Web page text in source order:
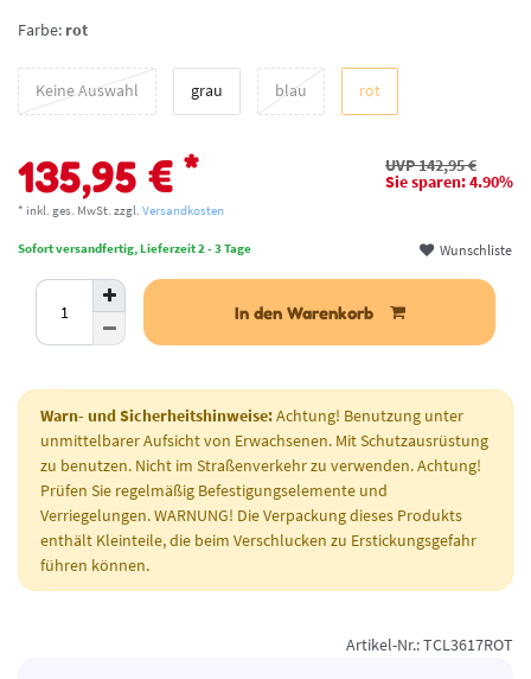
Farbe: rot
Keine Auswahl grau blau rot
UVP 142,95 €
Sie sparen: 4.90%
135,95 € *
* inkl. ges. MwSt. zzgl. Versandkosten
Sofort versandfertig, Lieferzeit 2 - 3 Tage Wunschliste
In den Warenkorb
Warn- und Sicherheitshinweise:Achtung! Benutzung unter
unmittelbarer Aufsicht von Erwachsenen. Mit Schutzausrüstung
zu benutzen. Nicht im Straßenverkehr zu verwenden. Achtung!
Prüfen Sie regelmäßig Befestigungselemente und
Verriegelungen. WARNUNG! Die Verpackung dieses Produkts
enthält Kleinteile, die beim Verschlucken zu Erstickungsgefahr
führen können.
Artikel-Nr.: TCL3617ROT